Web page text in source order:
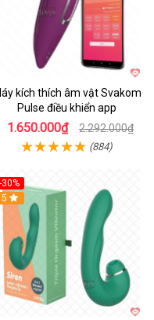
kích thích âm vật Svakom
Pulse điều khiển app
1.650.000₫ 2.292.000₫
(884)
-30%
Hot
5